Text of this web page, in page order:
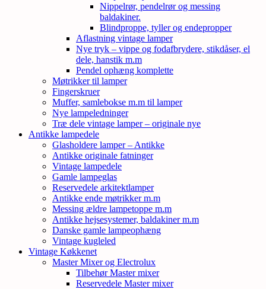
Nippelrør, pendelrør og messing
baldakiner.
Blindproppe, tyller og endepropper
Aflastning vintage lamper
Nye tryk – vippe og fodafbrydere, stikdåser, el
dele, hanstik m.m
Pendel ophæng komplette
Møtrikker til lamper
Fingerskruer
Muffer, samlebokse m.m til lamper
Nye lampeledninger
Træ dele vintage lamper – originale nye
Antikke lampedele
Glasholdere lamper – Antikke
Antikke originale fatninger
Vintage lampedele
Gamle lampeglas
Reservedele arkitektlamper
Antikke ende møtrikker m.m
Messing ældre lampetoppe m.m
Antikke hejsesystemer, baldakiner m.m
Danske gamle lampeophæng
Vintage kugleled
Vintage Køkkenet
Master Mixer og Electrolux
Tilbehør Master mixer
Reservedele Master mixer